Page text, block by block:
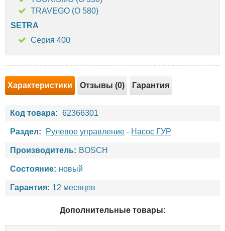
TRAVEGO (O 580)
SETRA
Серия 400
Характеристики Отзывы (0) Гарантия
Код товара: 62366301
Раздел: Рулевое управление - Насос ГУР
Производитель: BOSCH
Состояние: новый
Гарантия: 12 месяцев
Дополнительные товары: